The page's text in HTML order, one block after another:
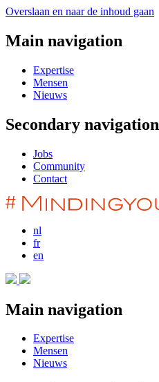
Overslaan en naar de inhoud gaan
Main navigation
Expertise
Mensen
Nieuws
Secondary navigation
Jobs
Community
Contact
nl
fr
en
Main navigation
Expertise
Mensen
Nieuws